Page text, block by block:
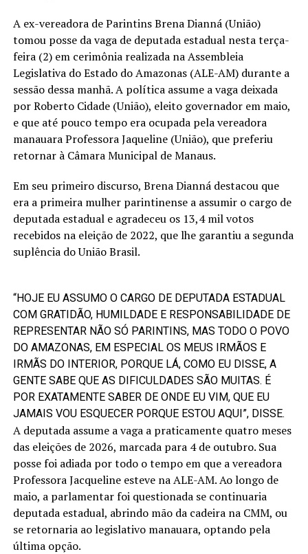
A ex-vereadora de Parintins Brena Dianná (União)
tomou posse da vaga de deputada estadual nesta terça-
feira (2) em cerimônia realizada na Assembleia
Legislativa do Estado do Amazonas (ALE-AM) durante a
sessão dessa manhã. A política assume a vaga deixada
por Roberto Cidade (União), eleito governador em maio,
e que até pouco tempo era ocupada pela vereadora
manauara Professora Jaqueline (União), que preferiu
retornar à Câmara Municipal de Manaus.
Em seu primeiro discurso, Brena Dianná destacou que
era a primeira mulher parintinense a assumir o cargo de
deputada estadual e agradeceu os 13,4 mil votos
recebidos na eleição de 2022, que lhe garantiu a segunda
suplência do União Brasil.
“HOJE EU ASSUMO O CARGO DE DEPUTADA ESTADUAL
COM GRATIDÃO, HUMILDADE E RESPONSABILIDADE DE
REPRESENTAR NÃO SÓ PARINTINS, MAS TODO O POVO
DO AMAZONAS, EM ESPECIAL OS MEUS IRMÃOS E
IRMÃS DO INTERIOR, PORQUE LÁ, COMO EU DISSE, A
GENTE SABE QUE AS DIFICULDADES SÃO MUITAS. É
POR EXATAMENTE SABER DE ONDE EU VIM, QUE EU
JAMAIS VOU ESQUECER PORQUE ESTOU AQUI”, DISSE.
A deputada assume a vaga a praticamente quatro meses
das eleições de 2026, marcada para 4 de outubro. Sua
posse foi adiada por todo o tempo em que a vereadora
Professora Jacqueline esteve na ALE-AM. Ao longo de
maio, a parlamentar foi questionada se continuaria
deputada estadual, abrindo mão da cadeira na CMM, ou
se retornaria ao legislativo manauara, optando pela
última opção.